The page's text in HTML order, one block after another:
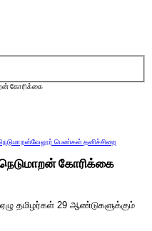
கோரிக்கை
வேலூர் பெண்கள் தனிச்சிறை
கோரிக்கை
ஏழு தமிழர்கள் 29 ஆண்டுகளுக்கும்